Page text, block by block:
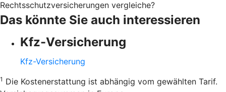
Rechtsschutzversicherungen vergleiche?
Das könnte Sie auch interessieren
Kfz-Versicherung
Kfz-Versicherung
1 Die Kostenerstattung ist abhängig vom gewählten Tarif.